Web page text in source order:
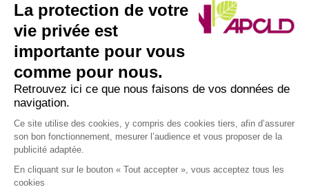
Solidarité magazine
SIÈGE DE L’ASSOCIATION
Nous écrire par courrier postal à l’adresse :
APCLD
45/47 avenue Laplace
94117 ARCUEIL CEDEX
• Nous appeler au : 01 49 12 08 30
La protection de votre
vie privée est
importante pour vous
comme pour nous.
Retrouvez ici ce que nous faisons de vos données de
navigation.
Ce site utilise des cookies, y compris des cookies tiers, afin d’assurer
son bon fonctionnement, mesurer l’audience et vous proposer de la
publicité adaptée.
En cliquant sur le bouton « Tout accepter », vous acceptez tous les
cookies